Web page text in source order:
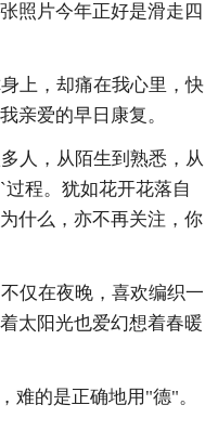
照片今年正好是滑走四
上，却痛在我心里，快
亲爱的早日康复。
人，从陌生到熟悉，从
程。犹如花开花落自
什么，亦不再关注，你
仅在夜晚，喜欢编织一
太阳光也爱幻想着春暖
难的是正确地用"德"。